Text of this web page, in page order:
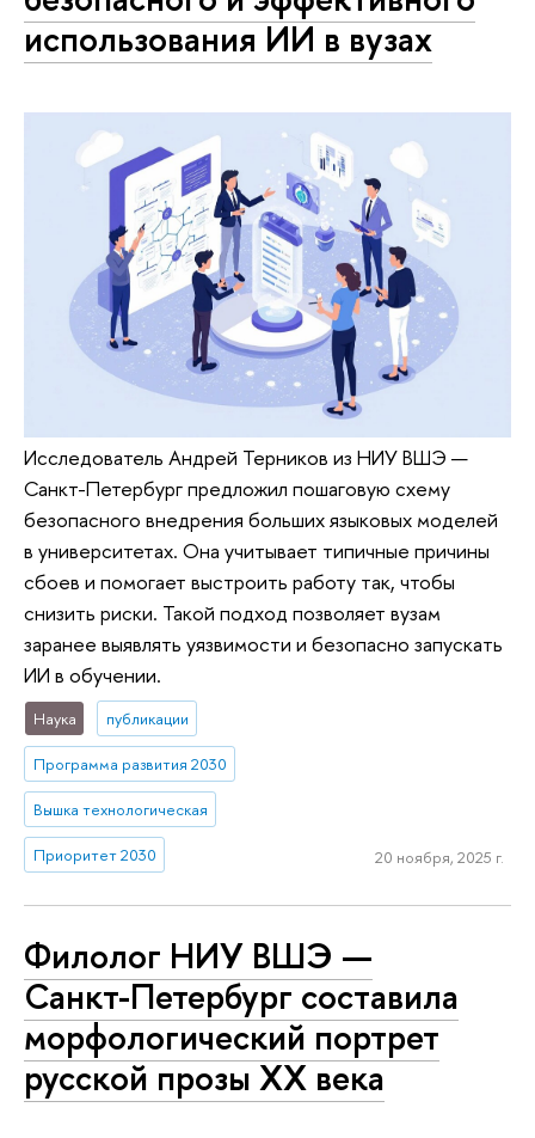
использования ИИ в вузах
Исследователь Андрей Терников из НИУ ВШЭ —
Санкт-Петербург предложил пошаговую схему
безопасного внедрения больших языковых моделей
в университетах. Она учитывает типичные причины
сбоев и помогает выстроить работу так, чтобы
снизить риски. Такой подход позволяет вузам
заранее выявлять уязвимости и безопасно запускать
ИИ в обучении.
Наука публикации
Программа развития 2030
Вышка технологическая
Приоритет 2030 20 ноября, 2025 г.
Филолог НИУ ВШЭ —
Санкт-Петербург составила
морфологический портрет
русской прозы XX века